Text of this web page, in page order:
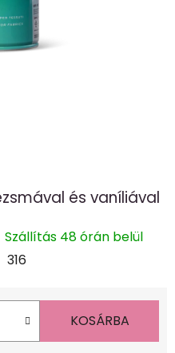
és vaníliával
Szállítás 48 órán belül
316
KOSÁRBA